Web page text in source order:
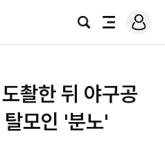
검
전
로
그
촬한 뒤 야구공
모인 '분노'